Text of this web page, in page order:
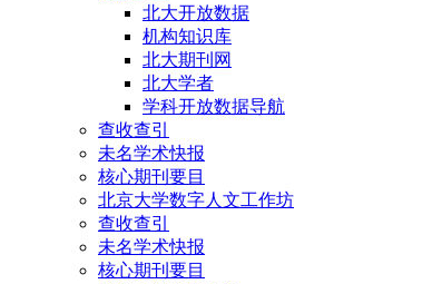
北大开放数据
机构知识库
北大期刊网
北大学者
学科开放数据导航
查收查引
未名学术快报
核心期刊要目
北京大学数字人文工作坊
查收查引
未名学术快报
核心期刊要目